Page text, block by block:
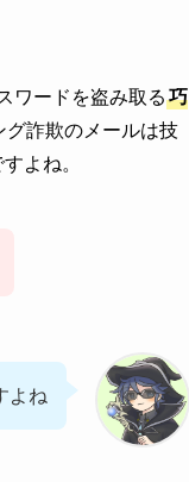
ワードを盗み取る 巧
グ詐欺のメールは技
よね。
よね